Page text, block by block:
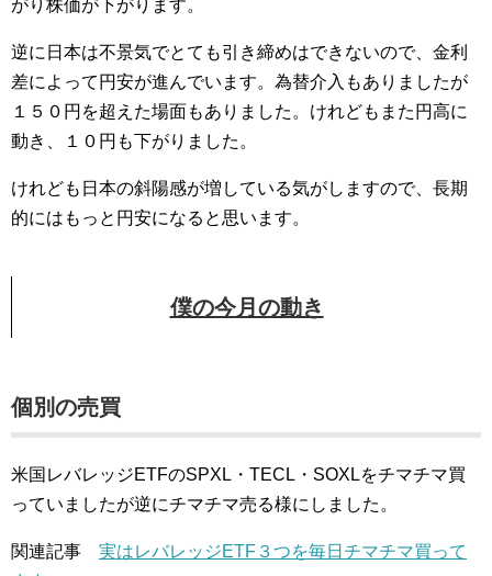
がり株価が下がります。
逆に日本は不景気でとても引き締めはできないので、金利
差によって円安が進んでいます。為替介入もありましたが
１５０円を超えた場面もありました。けれどもまた円高に
動き、１０円も下がりました。
けれども日本の斜陽感が増している気がしますので、長期
的にはもっと円安になると思います。
僕の今月の動き
個別の売買
米国レバレッジETFのSPXL・TECL・SOXLをチマチマ買
っていましたが逆にチマチマ売る様にしました。
関連記事 実はレバレッジETF３つを毎日チマチマ買って